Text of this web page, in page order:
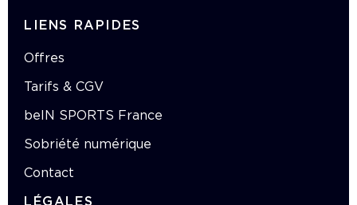
LIENS RAPIDES
Offres
Tarifs & CGV
beIN SPORTS France
Sobriété numérique
Contact
LÉGALES